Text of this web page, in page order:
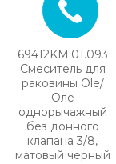
69412KM.01.093
Смеситель для
раковины Ole/
Оле
однорычажный
без донного
клапана 3/8,
матовый черный